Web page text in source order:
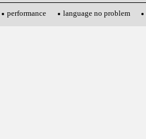
performance language no problem